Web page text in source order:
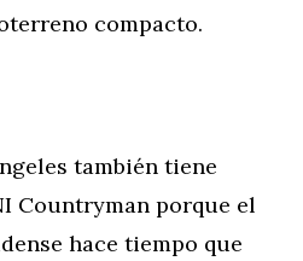
compacto.
también tiene
Countryman porque el
hace tiempo que